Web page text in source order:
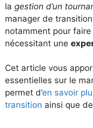
la gestion d’un
manager de
notamment pour
nécessitant une
Cet article vous
essentielles sur le
permet d’en savoir
transition ainsi que